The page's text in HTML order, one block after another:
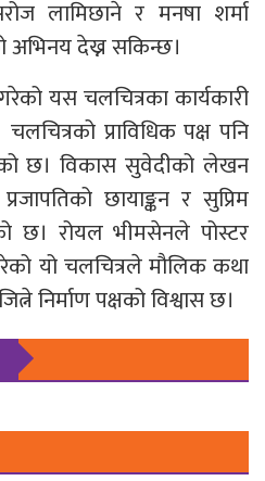
लामिछाने र मनषा शर्मा
देख्न सकिन्छ।
यस चलचित्रका कार्यकारी
प्राविधिक पक्ष पनि
छ। विकास सुवेदीको लेखन
छायाङ्कन र सुप्रिम
छ। रोयल भीमसेनले पोस्टर
यो चलचित्रले मौलिक कथा
निर्माण पक्षको विश्वास छ।